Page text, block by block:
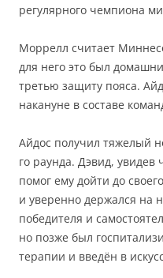
регулярного чемпиона
Моррелл считает
для него это был
третью защиту пояса.
накануне в составе
Айдос получил тяжелый
го раунда. Дэвид, увидев
помог ему дойти до
и уверенно держался на
победителя и
но позже был
терапии и введён в